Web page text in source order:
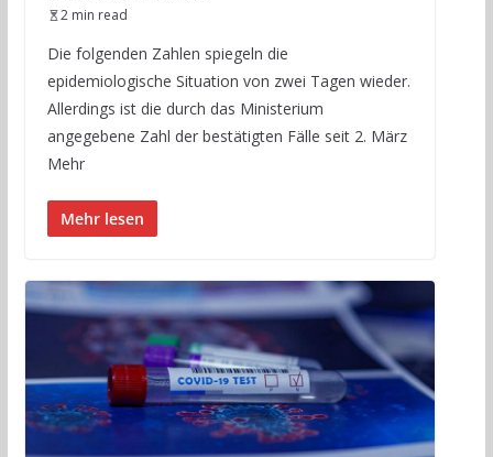
2 min read
Die folgenden Zahlen spiegeln die
epidemiologische Situation von zwei Tagen wieder.
Allerdings ist die durch das Ministerium
angegebene Zahl der bestätigten Fälle seit 2. März
Mehr
Mehr lesen